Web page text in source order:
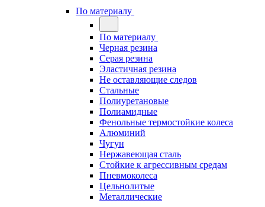
По материалу
По материалу
Черная резина
Серая резина
Эластичная резина
Не оставляющие следов
Стальные
Полиуретановые
Полиамидные
Фенольные термостойкие колеса
Алюминий
Чугун
Нержавеющая сталь
Стойкие к агрессивным средам
Пневмоколеса
Цельнолитые
Металлические